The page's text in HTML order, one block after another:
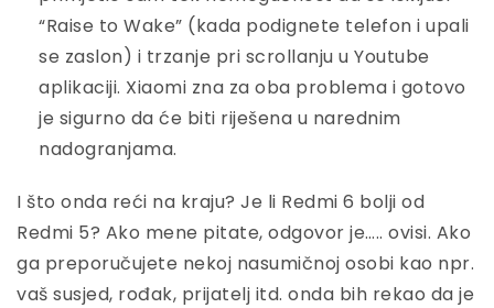
“Raise to Wake” (kada podignete telefon i upali
se zaslon) i trzanje pri scrollanju u Youtube
aplikaciji. Xiaomi zna za oba problema i gotovo
je sigurno da će biti riješena u narednim
nadogranjama.
I što onda reći na kraju? Je li Redmi 6 bolji od
Redmi 5? Ako mene pitate, odgovor je….. ovisi. Ako
ga preporučujete nekoj nasumičnoj osobi kao npr.
vaš susjed, rođak, prijatelj itd. onda bih rekao da je